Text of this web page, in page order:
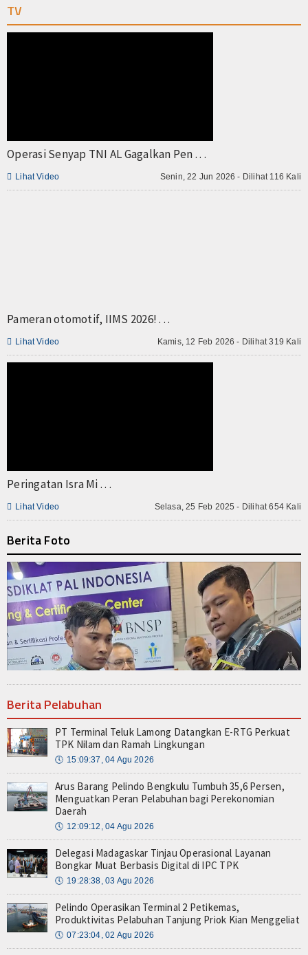
Sorot
TV
Channel
TV
Operasi Senyap TNI AL Gagalkan Pen . . .
Senin, 22 Jun 2026 - Dilihat 116 Kali
 Lihat Video
Pameran otomotif, IIMS 2026! . . .
Kamis, 12 Feb 2026 - Dilihat 319 Kali
 Lihat Video
Peringatan Isra Mi . . .
Selasa, 25 Feb 2025 - Dilihat 654 Kali
 Lihat Video
Berita Foto
Berita Pelabuhan
PT Terminal Teluk Lamong Datangkan E-RTG Perkuat
TPK Nilam dan Ramah Lingkungan
🕔 15:09:37, 04 Agu 2026
Arus Barang Pelindo Bengkulu Tumbuh 35,6 Persen,
Menguatkan Peran Pelabuhan bagi Perekonomian
Daerah
🕔 12:09:12, 04 Agu 2026
Delegasi Madagaskar Tinjau Operasional Layanan
Bongkar Muat Berbasis Digital di IPC TPK
🕔 19:28:38, 03 Agu 2026
Pelindo Operasikan Terminal 2 Petikemas,
Produktivitas Pelabuhan Tanjung Priok Kian Menggeliat
🕔 07:23:04, 02 Agu 2026